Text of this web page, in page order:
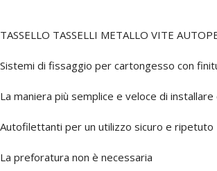
TASSELLO TASSELLI METALLO VITE
Sistemi di fissaggio per cartongesso con
La maniera più semplice e veloce di
Autofilettanti per un utilizzo sicuro e ripetuto
La preforatura non è necessaria